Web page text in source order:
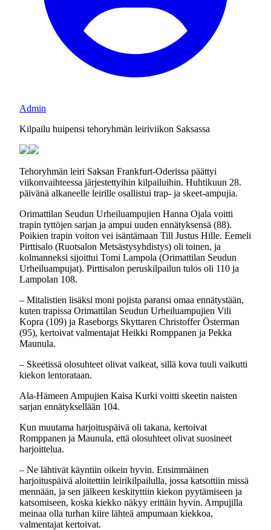
Admin
Kilpailu huipensi tehoryhmän leiriviikon Saksassa
Tehoryhmän leiri Saksan Frankfurt-Oderissa päättyi
viikonvaihteessa järjestettyihin kilpailuihin. Huhtikuun 28.
päivänä alkaneelle leirille osallistui trap- ja skeet-ampujia.
Orimattilan Seudun Urheiluampujien Hanna Ojala voitti
trapin tyttöjen sarjan ja ampui uuden ennätyksensä (88).
Poikien trapin voiton vei isäntämaan Till Justus Hille. Eemeli
Pirttisalo (Ruotsalon Metsästysyhdistys) oli toinen, ja
kolmanneksi sijoittui Tomi Lampola (Orimattilan Seudun
Urheiluampujat). Pirttisalon peruskilpailun tulos oli 110 ja
Lampolan 108.
– Mitalistien lisäksi moni pojista paransi omaa ennätystään,
kuten trapissa Orimattilan Seudun Urheiluampujien Vili
Kopra (109) ja Raseborgs Skyttaren Christoffer Österman
(95), kertoivat valmentajat Heikki Romppanen ja Pekka
Maunula.
– Skeetissä olosuhteet olivat vaikeat, sillä kova tuuli vaikutti
kiekon lentorataan.
Ala-Hämeen Ampujien Kaisa Kurki voitti skeetin naisten
sarjan ennätyksellään 104.
Kun muutama harjoituspäivä oli takana, kertoivat
Romppanen ja Maunula, että olosuhteet olivat suosineet
harjoittelua.
– Ne lähtivät käyntiin oikein hyvin. Ensimmäinen
harjoituspäivä aloitettiin leirikilpailulla, jossa katsottiin missä
mennään, ja sen jälkeen keskityttiin kiekon pyytämiseen ja
katsomiseen, koska kiekko näkyy erittäin hyvin. Ampujilla
meinaa olla turhan kiire lähteä ampumaan kiekkoa,
valmentajat kertoivat.